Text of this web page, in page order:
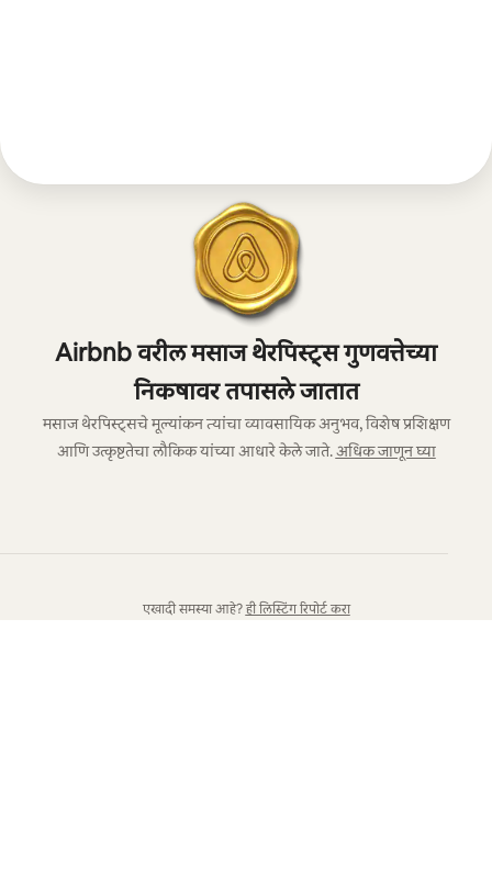
Airbnb वरील मसाज थेरपिस्ट्स गुणवत्तेच्या
निकषावर तपासले जातात
मसाज थेरपिस्ट्सचे मूल्यांकन त्यांचा व्यावसायिक अनुभव, विशेष प्रशिक्षण
आणि उत्कृष्टतेचा लौकिक यांच्या आधारे केले जाते.अधिक जाणून घ्या
एखादी समस्या आहे? ही लिस्टिंग रिपोर्ट करा